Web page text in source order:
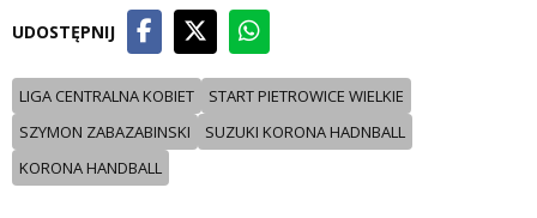
UDOSTĘPNIJ
LIGA CENTRALNA KOBIET
START PIETROWICE WIELKIE
SZYMON ZABAZABINSKI
SUZUKI KORONA HADNBALL
KORONA HANDBALL